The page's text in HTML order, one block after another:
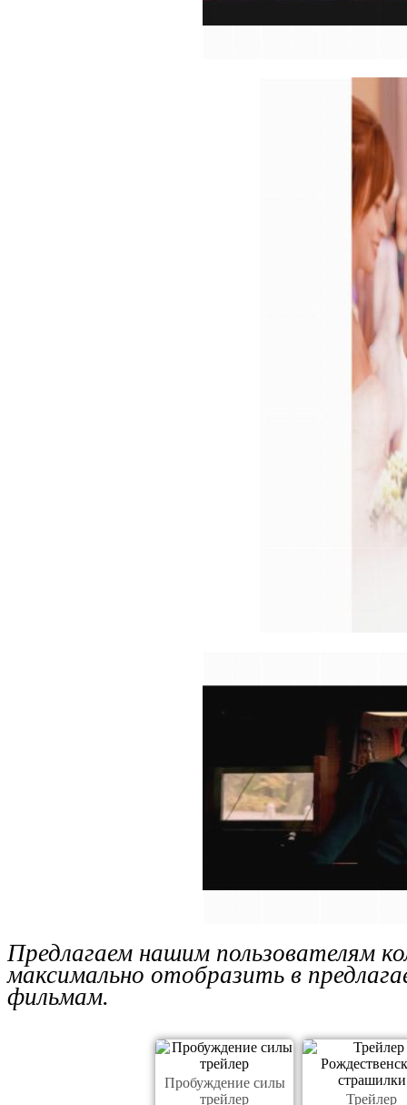
Предлагаем нашим пользователям
максимально отобразить в
фильмам.
Пробуждение силы
трейлер
Трейлер